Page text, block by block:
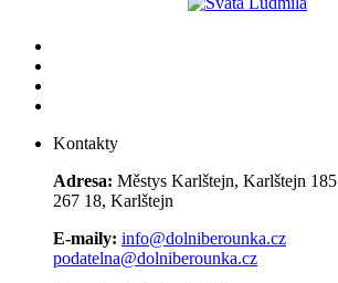
Kontakty
Adresa: Městys Karlštejn, Karlštejn 185
267 18, Karlštejn
E-maily: info@dolniberounka.cz
podatelna@dolniberounka.cz